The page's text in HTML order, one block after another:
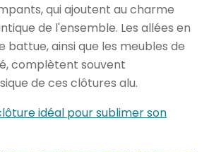
qui ajoutent au charme
de l'ensemble. Les allées en
battue, ainsi que les meubles de
complètent souvent
de ces clôtures alu.
idéal pour sublimer son